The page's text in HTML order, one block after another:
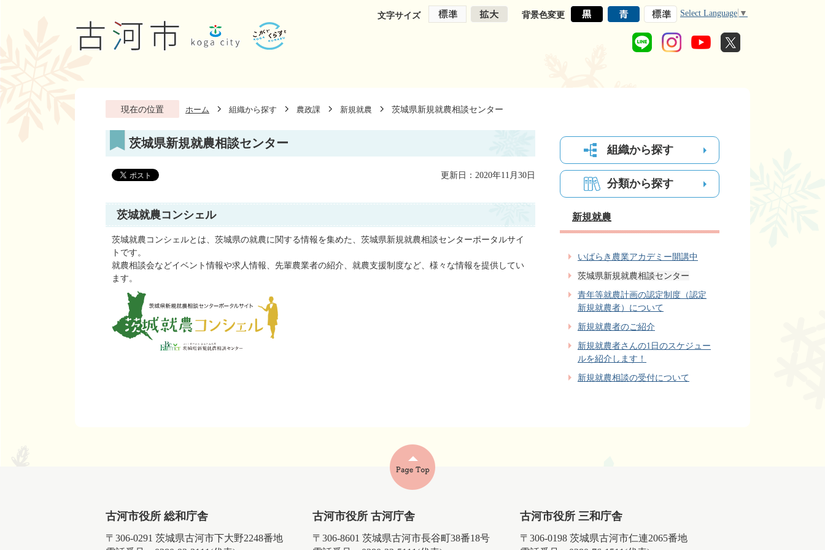
文字サイズ 背景色変更 Select Language ▼
現在の位置 ホーム 組織から探す 農政課 新規就農 茨城県新規就農相談センター
茨城県新規就農相談センター
更新日：2020年11月30日
茨城就農コンシェル
茨城就農コンシェルとは、茨城県の就農に関する情報を集めた、茨城県新規就農相談センターポータルサイ
トです。
就農相談会などイベント情報や求人情報、先輩農業者の紹介、就農支援制度など、様々な情報を提供してい
ます。
組織から探す
分類から探す
新規就農
いばらき農業アカデミー開講中
茨城県新規就農相談センター
青年等就農計画の認定制度（認定
新規就農者）について
新規就農者のご紹介
新規就農者さんの1日のスケジュー
ルを紹介します！
新規就農相談の受付について
古河市役所 総和庁舎
〒306-0291 茨城県古河市下大野2248番地
古河市役所 古河庁舎
〒306-8601 茨城県古河市長谷町38番18号
古河市役所 三和庁舎
〒306-0198 茨城県古河市仁連2065番地